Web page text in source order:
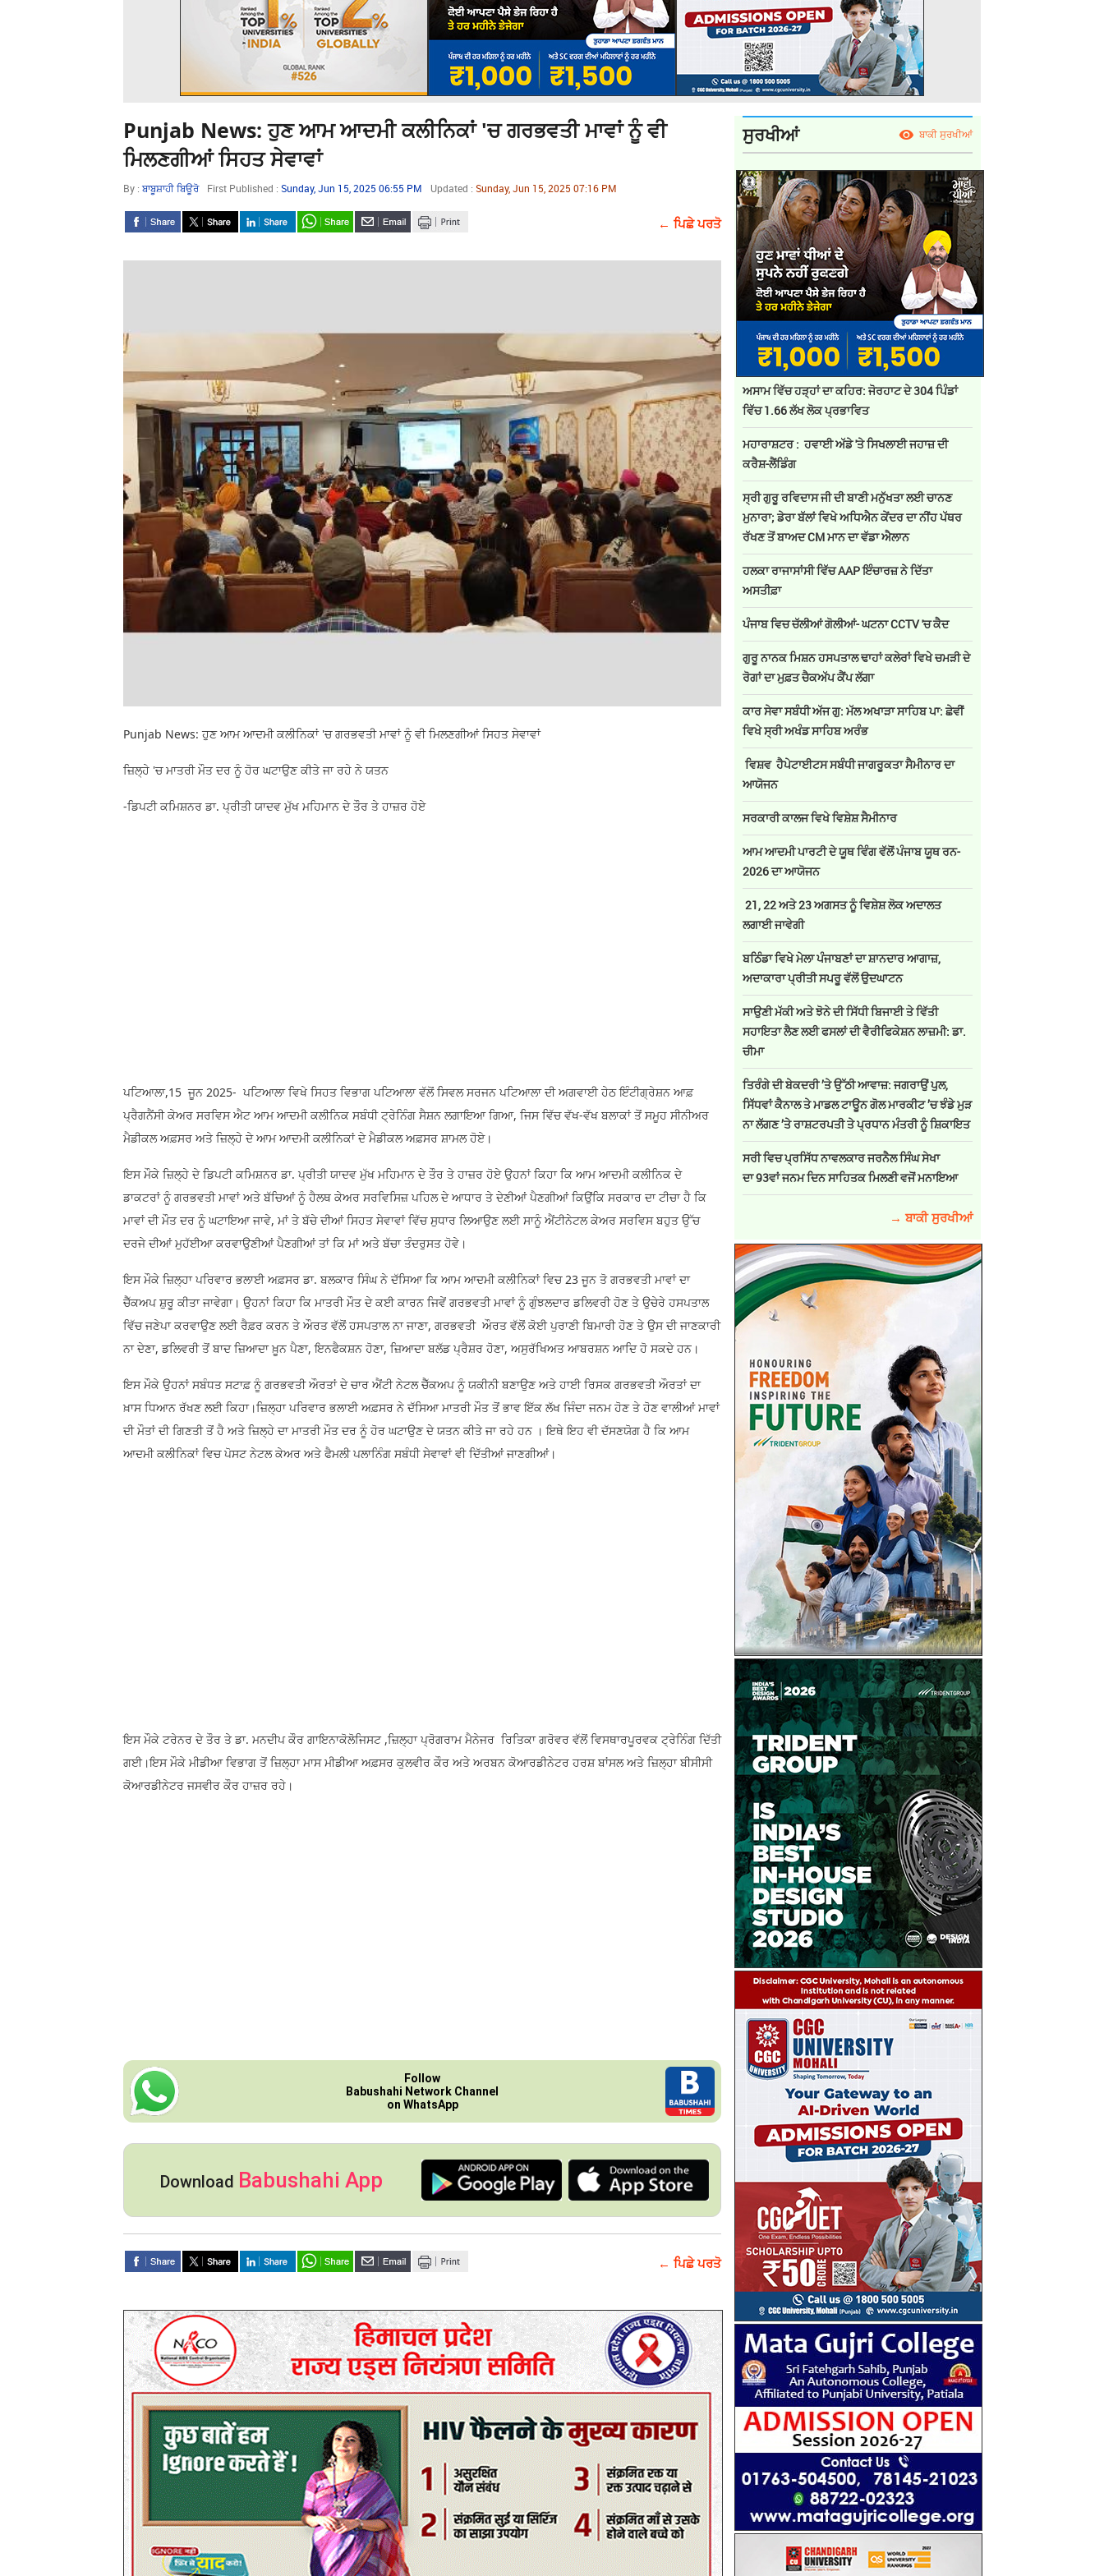
Punjab News: ਹੁਣ ਆਮ ਆਦਮੀ ਕਲੀਨਿਕਾਂ 'ਚ ਗਰਭਵਤੀ ਮਾਵਾਂ ਨੂੰ ਵੀ
ਮਿਲਣਗੀਆਂ ਸਿਹਤ ਸੇਵਾਵਾਂ
By : ਬਾਬੂਸ਼ਾਹੀ ਬਿਊਰੋ First Published : Sunday, Jun 15, 2025 06:55 PM Updated : Sunday, Jun 15, 2025 07:16 PM
← ਪਿਛੇ ਪਰਤੋ
Punjab News: ਹੁਣ ਆਮ ਆਦਮੀ ਕਲੀਨਿਕਾਂ 'ਚ ਗਰਭਵਤੀ ਮਾਵਾਂ ਨੂੰ ਵੀ ਮਿਲਣਗੀਆਂ ਸਿਹਤ ਸੇਵਾਵਾਂ
ਜ਼ਿਲ੍ਹੇ 'ਚ ਮਾਤਰੀ ਮੌਤ ਦਰ ਨੂੰ ਹੋਰ ਘਟਾਉਣ ਕੀਤੇ ਜਾ ਰਹੇ ਨੇ ਯਤਨ
-ਡਿਪਟੀ ਕਮਿਸ਼ਨਰ ਡਾ. ਪ੍ਰੀਤੀ ਯਾਦਵ ਮੁੱਖ ਮਹਿਮਾਨ ਦੇ ਤੌਰ ਤੇ ਹਾਜ਼ਰ ਹੋਏ
ਪਟਿਆਲਾ,15 ਜੂਨ 2025- ਪਟਿਆਲਾ ਵਿਖੇ ਸਿਹਤ ਵਿਭਾਗ ਪਟਿਆਲਾ ਵੱਲੋਂ ਸਿਵਲ ਸਰਜਨ ਪਟਿਆਲਾ ਦੀ ਅਗਵਾਈ ਹੇਠ ਇੰਟੀਗ੍ਰੇਸ਼ਨ ਆਫ਼
ਪ੍ਰੈਗਨੈਂਸੀ ਕੇਅਰ ਸਰਵਿਸ ਐਟ ਆਮ ਆਦਮੀ ਕਲੀਨਿਕ ਸਬੰਧੀ ਟ੍ਰੇਨਿੰਗ ਸੈਸ਼ਨ ਲਗਾਇਆ ਗਿਆ, ਜਿਸ ਵਿੱਚ ਵੱਖ-ਵੱਖ ਬਲਾਕਾਂ ਤੋਂ ਸਮੂਹ ਸੀਨੀਅਰ
ਮੈਡੀਕਲ ਅਫ਼ਸਰ ਅਤੇ ਜ਼ਿਲ੍ਹੇ ਦੇ ਆਮ ਆਦਮੀ ਕਲੀਨਿਕਾਂ ਦੇ ਮੈਡੀਕਲ ਅਫ਼ਸਰ ਸ਼ਾਮਲ ਹੋਏ।
ਇਸ ਮੌਕੇ ਜ਼ਿਲ੍ਹੇ ਦੇ ਡਿਪਟੀ ਕਮਿਸ਼ਨਰ ਡਾ. ਪ੍ਰੀਤੀ ਯਾਦਵ ਮੁੱਖ ਮਹਿਮਾਨ ਦੇ ਤੌਰ ਤੇ ਹਾਜ਼ਰ ਹੋਏ ਉਹਨਾਂ ਕਿਹਾ ਕਿ ਆਮ ਆਦਮੀ ਕਲੀਨਿਕ ਦੇ
ਡਾਕਟਰਾਂ ਨੂੰ ਗਰਭਵਤੀ ਮਾਵਾਂ ਅਤੇ ਬੱਚਿਆਂ ਨੂੰ ਹੈਲਥ ਕੇਅਰ ਸਰਵਿਸਿਜ਼ ਪਹਿਲ ਦੇ ਆਧਾਰ ਤੇ ਦੇਣੀਆਂ ਪੈਣਗੀਆਂ ਕਿਉਂਕਿ ਸਰਕਾਰ ਦਾ ਟੀਚਾ ਹੈ ਕਿ
ਮਾਵਾਂ ਦੀ ਮੌਤ ਦਰ ਨੂੰ ਘਟਾਇਆ ਜਾਵੇ, ਮਾਂ ਤੇ ਬੱਚੇ ਦੀਆਂ ਸਿਹਤ ਸੇਵਾਵਾਂ ਵਿੱਚ ਸੁਧਾਰ ਲਿਆਉਣ ਲਈ ਸਾਨੂੰ ਐਂਟੀਨੇਟਲ ਕੇਅਰ ਸਰਵਿਸ ਬਹੁਤ ਉੱਚ
ਦਰਜੇ ਦੀਆਂ ਮੁਹੱਈਆ ਕਰਵਾਉਣੀਆਂ ਪੈਣਗੀਆਂ ਤਾਂ ਕਿ ਮਾਂ ਅਤੇ ਬੱਚਾ ਤੰਦਰੁਸਤ ਹੋਵੇ।
ਇਸ ਮੌਕੇ ਜ਼ਿਲ੍ਹਾ ਪਰਿਵਾਰ ਭਲਾਈ ਅਫ਼ਸਰ ਡਾ. ਬਲਕਾਰ ਸਿੰਘ ਨੇ ਦੱਸਿਆ ਕਿ ਆਮ ਆਦਮੀ ਕਲੀਨਿਕਾਂ ਵਿਚ 23 ਜੂਨ ਤੋ ਗਰਭਵਤੀ ਮਾਵਾਂ ਦਾ
ਚੈੱਕਅਪ ਸ਼ੁਰੂ ਕੀਤਾ ਜਾਵੇਗਾ। ਉਹਨਾਂ ਕਿਹਾ ਕਿ ਮਾਤਰੀ ਮੌਤ ਦੇ ਕਈ ਕਾਰਨ ਜਿਵੇਂ ਗਰਭਵਤੀ ਮਾਵਾਂ ਨੂੰ ਗੁੰਝਲਦਾਰ ਡਲਿਵਰੀ ਹੋਣ ਤੇ ਉਚੇਰੇ ਹਸਪਤਾਲ
ਵਿੱਚ ਜਣੇਪਾ ਕਰਵਾਉਣ ਲਈ ਰੈਫ਼ਰ ਕਰਨ ਤੇ ਔਰਤ ਵੱਲੋਂ ਹਸਪਤਾਲ ਨਾ ਜਾਣਾ, ਗਰਭਵਤੀ ਔਰਤ ਵੱਲੋਂ ਕੋਈ ਪੁਰਾਣੀ ਬਿਮਾਰੀ ਹੋਣ ਤੇ ਉਸ ਦੀ ਜਾਣਕਾਰੀ
ਨਾ ਦੇਣਾ, ਡਲਿਵਰੀ ਤੋਂ ਬਾਦ ਜ਼ਿਆਦਾ ਖ਼ੂਨ ਪੈਣਾ, ਇਨਫੈਕਸ਼ਨ ਹੋਣਾ, ਜ਼ਿਆਦਾ ਬਲੱਡ ਪ੍ਰੈਸ਼ਰ ਹੋਣਾ, ਅਸੁਰੱਖਿਅਤ ਆਬਰਸ਼ਨ ਆਦਿ ਹੋ ਸਕਦੇ ਹਨ।
ਇਸ ਮੌਕੇ ਉਹਨਾਂ ਸਬੰਧਤ ਸਟਾਫ਼ ਨੂੰ ਗਰਭਵਤੀ ਔਰਤਾਂ ਦੇ ਚਾਰ ਐਂਟੀ ਨੇਟਲ ਚੈੱਕਅਪ ਨੂੰ ਯਕੀਨੀ ਬਣਾਉਣ ਅਤੇ ਹਾਈ ਰਿਸਕ ਗਰਭਵਤੀ ਔਰਤਾਂ ਦਾ
ਖ਼ਾਸ ਧਿਆਨ ਰੱਖਣ ਲਈ ਕਿਹਾ।ਜ਼ਿਲ੍ਹਾ ਪਰਿਵਾਰ ਭਲਾਈ ਅਫ਼ਸਰ ਨੇ ਦੱਸਿਆ ਮਾਤਰੀ ਮੌਤ ਤੋਂ ਭਾਵ ਇੱਕ ਲੱਖ ਜਿੰਦਾ ਜਨਮ ਹੋਣ ਤੇ ਹੋਣ ਵਾਲੀਆਂ ਮਾਵਾਂ
ਦੀ ਮੌਤਾਂ ਦੀ ਗਿਣਤੀ ਤੋਂ ਹੈ ਅਤੇ ਜ਼ਿਲ੍ਹੇ ਦਾ ਮਾਤਰੀ ਮੌਤ ਦਰ ਨੂੰ ਹੋਰ ਘਟਾਉਣ ਦੇ ਯਤਨ ਕੀਤੇ ਜਾ ਰਹੇ ਹਨ । ਇਥੇ ਇਹ ਵੀ ਦੱਸਣਯੋਗ ਹੈ ਕਿ ਆਮ
ਆਦਮੀ ਕਲੀਨਿਕਾਂ ਵਿਚ ਪੋਸਟ ਨੇਟਲ ਕੇਅਰ ਅਤੇ ਫੈਮਲੀ ਪਲਾਨਿੰਗ ਸਬੰਧੀ ਸੇਵਾਵਾਂ ਵੀ ਦਿੱਤੀਆਂ ਜਾਣਗੀਆਂ।
ਇਸ ਮੌਕੇ ਟਰੇਨਰ ਦੇ ਤੌਰ ਤੇ ਡਾ. ਮਨਦੀਪ ਕੌਰ ਗਾਇਨਾਕੋਲੋਜਿਸਟ ,ਜ਼ਿਲ੍ਹਾ ਪ੍ਰੋਗਰਾਮ ਮੈਨੇਜਰ ਰਿਤਿਕਾ ਗਰੋਵਰ ਵੱਲੋਂ ਵਿਸਥਾਰਪੂਰਵਕ ਟ੍ਰੇਨਿੰਗ ਦਿੱਤੀ
ਗਈ।ਇਸ ਮੌਕੇ ਮੀਡੀਆ ਵਿਭਾਗ ਤੋਂ ਜ਼ਿਲ੍ਹਾ ਮਾਸ ਮੀਡੀਆ ਅਫ਼ਸਰ ਕੁਲਵੀਰ ਕੌਰ ਅਤੇ ਅਰਬਨ ਕੋਆਰਡੀਨੇਟਰ ਹਰਸ਼ ਬਾਂਸਲ ਅਤੇ ਜ਼ਿਲ੍ਹਾ ਬੀਸੀਸੀ
ਕੋਆਰਡੀਨੇਟਰ ਜਸਵੀਰ ਕੌਰ ਹਾਜ਼ਰ ਰਹੇ।
Follow
Babushahi Network Channel
on WhatsApp
Download Babushahi App
← ਪਿਛੇ ਪਰਤੋ
ਸੁਰਖੀਆਂ ਬਾਕੀ ਸੁਰਖੀਆਂ
ਅਸਾਮ ਵਿੱਚ ਹੜ੍ਹਾਂ ਦਾ ਕਹਿਰ: ਜੋਰਹਾਟ ਦੇ 304 ਪਿੰਡਾਂ
ਵਿੱਚ 1.66 ਲੱਖ ਲੋਕ ਪ੍ਰਭਾਵਿਤ
ਮਹਾਰਾਸ਼ਟਰ : ਹਵਾਈ ਅੱਡੇ 'ਤੇ ਸਿਖਲਾਈ ਜਹਾਜ਼ ਦੀ
ਕਰੈਸ਼-ਲੈਂਡਿੰਗ
ਸ੍ਰੀ ਗੁਰੂ ਰਵਿਦਾਸ ਜੀ ਦੀ ਬਾਣੀ ਮਨੁੱਖਤਾ ਲਈ ਚਾਨਣ
ਮੁਨਾਰਾ; ਡੇਰਾ ਬੱਲਾਂ ਵਿਖੇ ਅਧਿਐਨ ਕੇਂਦਰ ਦਾ ਨੀਂਹ ਪੱਥਰ
ਰੱਖਣ ਤੋਂ ਬਾਅਦ CM ਮਾਨ ਦਾ ਵੱਡਾ ਐਲਾਨ
ਹਲਕਾ ਰਾਜਾਸਾਂਸੀ ਵਿੱਚ AAP ਇੰਚਾਰਜ਼ ਨੇ ਦਿੱਤਾ
ਅਸਤੀਫ਼ਾ
ਪੰਜਾਬ ਵਿਚ ਚੱਲੀਆਂ ਗੋਲੀਆਂ- ਘਟਨਾ CCTV 'ਚ ਕੈਦ
ਗੁਰੂ ਨਾਨਕ ਮਿਸ਼ਨ ਹਸਪਤਾਲ ਢਾਹਾਂ ਕਲੇਰਾਂ ਵਿਖੇ ਚਮੜੀ ਦੇ
ਰੋਗਾਂ ਦਾ ਮੁਫ਼ਤ ਚੈਕਅੱਪ ਕੈਂਪ ਲੱਗਾ
ਕਾਰ ਸੇਵਾ ਸਬੰਧੀ ਅੱਜ ਗੁ: ਮੱਲ ਅਖਾੜਾ ਸਾਹਿਬ ਪਾ: ਛੇਵੀਂ
ਵਿਖੇ ਸ੍ਰੀ ਅਖੰਡ ਸਾਹਿਬ ਅਰੰਭ
ਵਿਸ਼ਵ ਹੈਪੇਟਾਈਟਸ ਸਬੰਧੀ ਜਾਗਰੂਕਤਾ ਸੈਮੀਨਾਰ ਦਾ
ਆਯੋਜਨ
ਸਰਕਾਰੀ ਕਾਲਜ ਵਿਖੇ ਵਿਸ਼ੇਸ਼ ਸੈਮੀਨਾਰ
ਆਮ ਆਦਮੀ ਪਾਰਟੀ ਦੇ ਯੂਥ ਵਿੰਗ ਵੱਲੋਂ ਪੰਜਾਬ ਯੂਥ ਰਨ-
2026 ਦਾ ਆਯੋਜਨ
21, 22 ਅਤੇ 23 ਅਗਸਤ ਨੂੰ ਵਿਸ਼ੇਸ਼ ਲੋਕ ਅਦਾਲਤ
ਲਗਾਈ ਜਾਵੇਗੀ
ਬਠਿੰਡਾ ਵਿਖੇ ਮੇਲਾ ਪੰਜਾਬਣਾਂ ਦਾ ਸ਼ਾਨਦਾਰ ਆਗਾਜ਼,
ਅਦਾਕਾਰਾ ਪ੍ਰੀਤੀ ਸਪਰੂ ਵੱਲੋਂ ਉਦਘਾਟਨ
ਸਾਉਣੀ ਮੱਕੀ ਅਤੇ ਝੋਨੇ ਦੀ ਸਿੱਧੀ ਬਿਜਾਈ ਤੇ ਵਿੱਤੀ
ਸਹਾਇਤਾ ਲੈਣ ਲਈ ਫਸਲਾਂ ਦੀ ਵੈਰੀਫਿਕੇਸ਼ਨ ਲਾਜ਼ਮੀ: ਡਾ.
ਚੀਮਾ
ਤਿਰੰਗੇ ਦੀ ਬੇਕਦਰੀ ’ਤੇ ਉੱਠੀ ਆਵਾਜ਼: ਜਗਰਾਉਂ ਪੁਲ,
ਸਿੱਧਵਾਂ ਕੈਨਾਲ ਤੇ ਮਾਡਲ ਟਾਊਨ ਗੋਲ ਮਾਰਕੀਟ ’ਚ ਝੰਡੇ ਮੁੜ
ਨਾ ਲੱਗਣ ’ਤੇ ਰਾਸ਼ਟਰਪਤੀ ਤੇ ਪ੍ਰਧਾਨ ਮੰਤਰੀ ਨੂੰ ਸ਼ਿਕਾਇਤ
ਸਰੀ ਵਿਚ ਪ੍ਰਸਿੱਧ ਨਾਵਲਕਾਰ ਜਰਨੈਲ ਸਿੰਘ ਸੇਖਾ
ਦਾ 93ਵਾਂ ਜਨਮ ਦਿਨ ਸਾਹਿਤਕ ਮਿਲਣੀ ਵਜੋਂ ਮਨਾਇਆ
→ ਬਾਕੀ ਸੁਰਖੀਆਂ